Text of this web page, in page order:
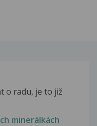
o radu, je to již
minerálkách